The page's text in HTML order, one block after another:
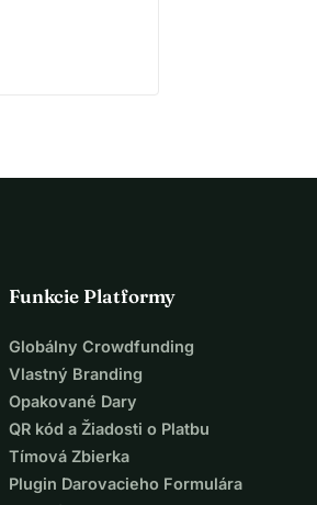
Funkcie Platformy
Globálny Crowdfunding
Vlastný Branding
Opakované Dary
QR kód a Žiadosti o Platbu
Tímová Zbierka
Plugin Darovacieho Formulára